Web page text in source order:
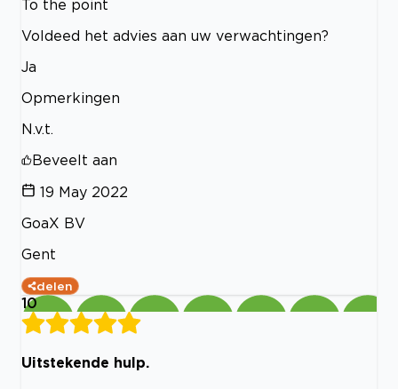
To the point
Voldeed het advies aan uw verwachtingen?
Ja
Opmerkingen
N.v.t.
Beveelt aan
19 May 2022
GoaX BV
Gent
delen
10
Uitstekende hulp.